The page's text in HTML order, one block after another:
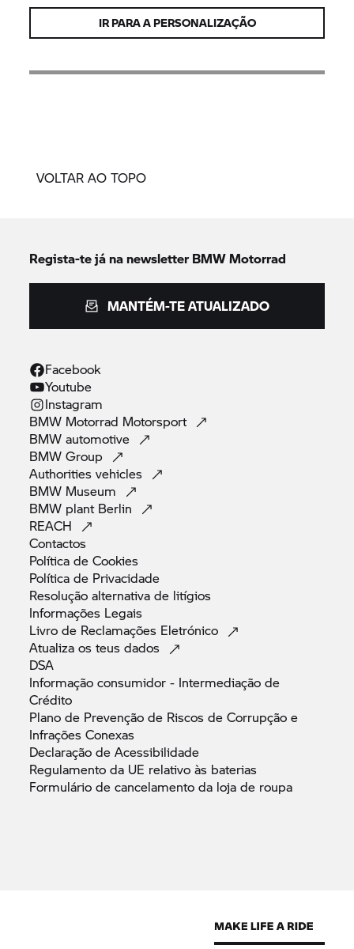
IR PARA A PERSONALIZAÇÃO
VOLTAR AO TOPO
Regista-te já na newsletterBMW Motorrad
MANTÉM-TE ATUALIZADO
Facebook
Youtube
Instagram
BMW Motorrad Motorsport
BMWautomotive
BMWGroup
Authoritiesvehicles
BMW Museum
BMW plant Berlin
REACH
Contactos
Política deCookies
Política de Privacidade
Resolução alternativa de litígios
Informações Legais
Livro de Reclamações Eletrónico
Atualiza os teusdados
DSA
Informação consumidor - Intermediação de
Crédito
Plano de Prevenção de Riscos de Corrupção e
InfraçõesConexas
Declaração deAcessibilidade
Regulamento da UE relativo às baterias
Formulário de cancelamento da loja de roupa